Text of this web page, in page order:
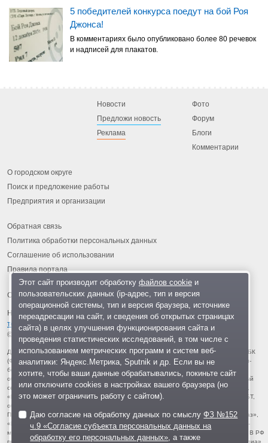
5 победителей конкурса поедут на бой Роя
Джонса!
В комментариях было опубликовано более 80 речевок
и надписей для плакатов.
Новости
Предложи новость
Реклама
Фото
Форум
Блоги
Комментарии
О городском округе
Поиск и предложение работы
Предприятия и организации
Обратная связь
Политика обработки персональных данных
Соглашение об использовании
Правила портала
На информационном ресурсе применяются рекомендательные
технологии
© 2013-2026 «ОИНФО»,
сделано в Одинцово
Для читателей: В России признаны экстремистскими и запрещены организации ФБК
(Фонд борьбы с коррупцией, признан иноагентом), Штабы Навального, «Национал-
большевистская партия», «Свидетели Иеговы», «Армия воли народа», «Русский
общенациональный союз», «Движение против нелегальной иммиграции», «Правый
сектор», УНА-УНСО, УПА, «Тризуб им. Степана Бандеры», «Мизантропик дивижн»,
«Меджлис крымскотатарского народа», движение «Артподготовка», движение ЛГБТ,
общероссийская политическая партия «Воля», АУЕ, батальоны «Азов» и «Айдар».
Признаны террористическими и запрещены: «Движение Талибан», «Имарат Кавказ»,
«Исламское государство» (ИГ, ИГИЛ), Джебхад-ан-Нусра, «АУМ Синрике», «Братья-
мусульмане», «Аль-Каида в странах исламского Магриба», «Сеть», «Колумбайн». В РФ
признана нежелательной деятельность «Открытой России», издания «Проект Медиа».
Этот сайт производит обработку файлов cookieи
пользовательских данных (ip-адрес, тип и версия
операционной системы, тип и версия браузера, источнике
переадресации на сайт, и сведения об открытых страницах
сайта) в целях улучшения функционирования сайта и
проведения статистических исследований, в том числе с
использованием метрических программ и систем веб-
аналитики: Яндекс.Метрика, Sputnik и др. Если вы не
хотите, чтобы ваши данные обрабатывались, покиньте сайт
или отключите cookies в настройках вашего браузера (но
это может ограничить работу с сайтом).
Даю согласие на обработку данных по смыслуФЗ №152
ч.9 «Согласие субъекта персональных данных на
обработку его персональных данных» , а также